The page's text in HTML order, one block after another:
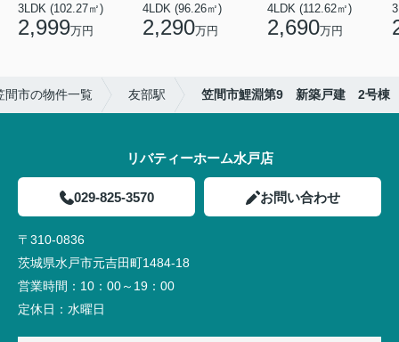
3LDK (102.27㎡)
2,999万円
4LDK (96.26㎡)
2,290万円
4LDK (112.62㎡)
2,690万円
間市の物件一覧 友部駅 笠間市鯉淵第9 新築戸建 2号棟
リバティーホーム水戸店
029-825-3570 お問い合わせ
〒310-0836
茨城県水戸市元吉田町1484-18
営業時間： 10：00～19：00
定休日： 水曜日